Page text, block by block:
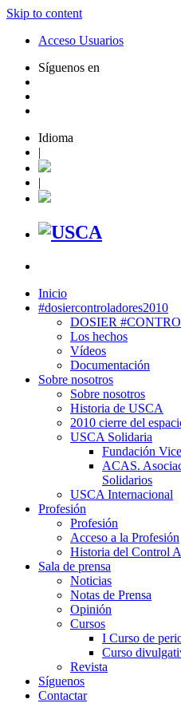
Skip to content
Acceso Usuarios
Síguenos en
Idioma
|
|
Inicio
#dosiercontroladores2010
DOSIER
Los hechos
Vídeos
Documentación
Sobre nosotros
Sobre nosotros
Historia de USCA
2010 cierre del
USCA Solidaria
Fundación
ACAS.
Solidarios
USCA Internacional
Profesión
Profesión
Acceso a la Profesión
Historia del Control
Sala de prensa
Noticias
Notas de Prensa
Opinión
Cursos
I Curso de
Curso
Revista
Síguenos
Contactar